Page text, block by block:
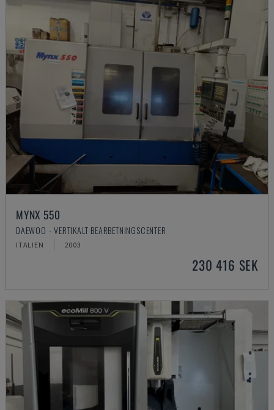
MYNX 550
DAEWOO - VERTIKALT BEARBETNINGSCENTER
ITALIEN 2003
230 416 SEK